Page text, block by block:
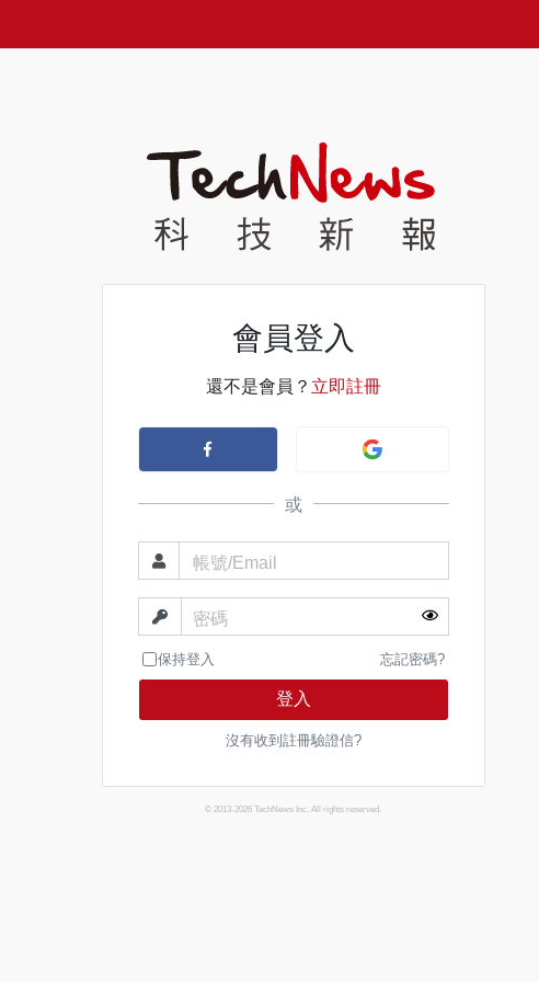
會員登入
還不是會員？ 立即註冊
或
帳號/Email
密碼
保持登入 忘記密碼?
登入
沒有收到註冊驗證信?
© 2013-2026 TechNews Inc. All rights reserved.